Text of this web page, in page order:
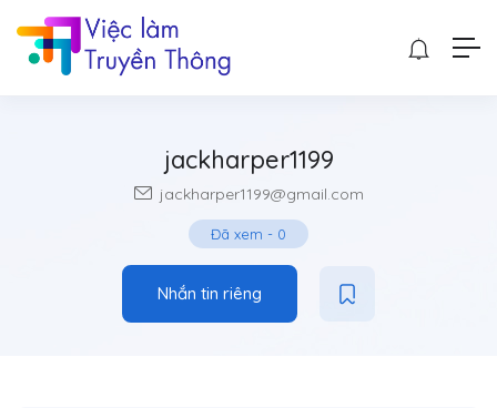
jackharper1199
jackharper1199@gmail.com
Đã xem - 0
Nhắn tin riêng